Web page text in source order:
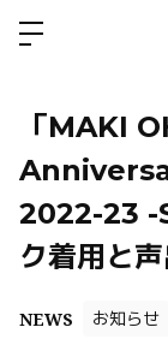
「MAKI
2022-23 -
ク着用と
NEWS
お知らせ